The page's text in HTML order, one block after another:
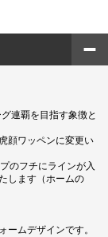
連覇を目指す象徴と
顔ワッペンに変更い
のフチにラインが入
します（ホームの
ムデザインです。